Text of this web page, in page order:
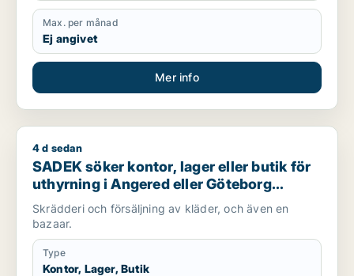
Max. per månad
Ej angivet
Mer info
SADEK söker kontor, lager eller butik för uthyrning i
4 d sedan
SADEK söker kontor, lager eller butik för
uthyrning i Angered eller Göteborg
Centrum
Skrädderi och försäljning av kläder, och även en
bazaar.
Type
Kontor, Lager, Butik